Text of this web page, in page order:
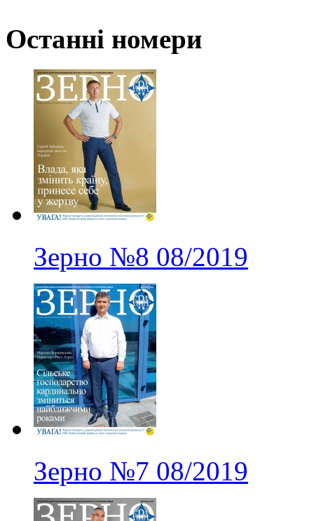
Останні номери
Зерно №8 08/2019
Зерно №7 08/2019